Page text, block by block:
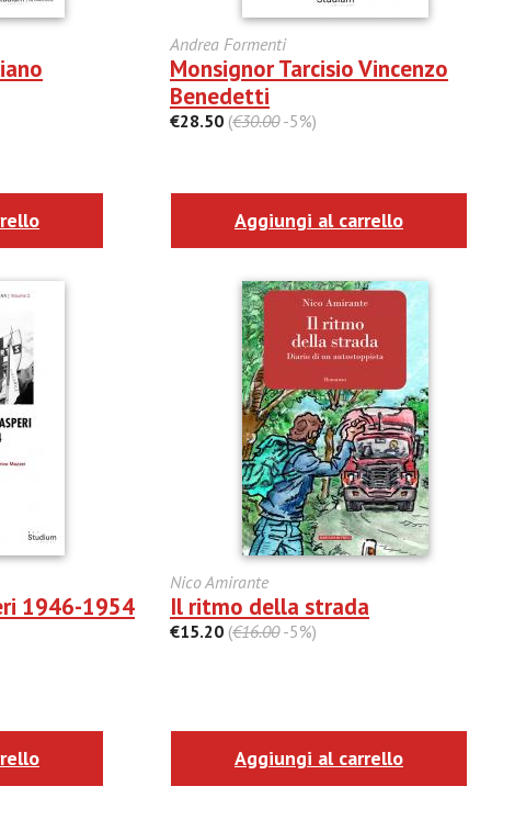
Andrea Formenti
Monsignor Tarcisio Vincenzo
Benedetti
€28.50 (€30.00-5%)
Aggiungi al carrello
1946-1954
Nico Amirante
Il ritmo della strada
€15.20 (€16.00-5%)
Aggiungi al carrello